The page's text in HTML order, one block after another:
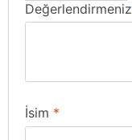
Değerlendirmeniz
İsim *